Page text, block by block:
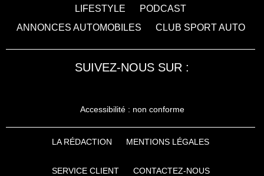
LIFESTYLE
PODCAST
ANNONCES AUTOMOBILES
CLUB SPORT AUTO
SUIVEZ-NOUS SUR :
Accessibilité : non conforme
LA RÉDACTION MENTIONS LÉGALES
SERVICE CLIENT CONTACTEZ-NOUS